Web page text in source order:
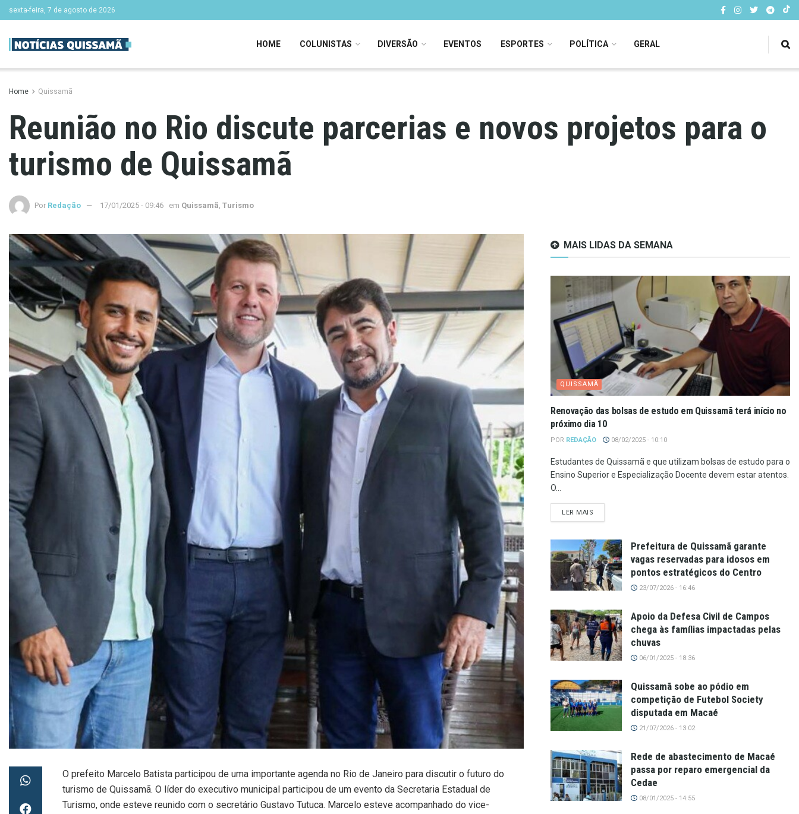
sexta-feira, 7 de agosto de 2026
HOME COLUNISTAS DIVERSÃO EVENTOS ESPORTES POLÍTICA GERAL
Home Quissamã
Reunião no Rio discute parcerias e novos projetos para o
turismo de Quissamã
Por Redação 17/01/2025 - 09:46 em Quissamã, Turismo
O prefeito Marcelo Batista participou de uma importante agenda no Rio de Janeiro para discutir o futuro do
turismo de Quissamã. O líder do executivo municipal participou de um evento da Secretaria Estadual de
Turismo, onde esteve reunido com o secretário Gustavo Tutuca. Marcelo esteve acompanhado do vice-
MAIS LIDAS DA SEMANA
QUISSAMÃ
Renovação das bolsas de estudo em Quissamã terá início no
próximo dia 10
POR REDAÇÃO 08/02/2025 - 10:10
Estudantes de Quissamã e que utilizam bolsas de estudo para o
Ensino Superior e Especialização Docente devem estar atentos.
O...
LER MAIS
Prefeitura de Quissamã garante
vagas reservadas para idosos em
pontos estratégicos do Centro
23/07/2026 - 16:46
Apoio da Defesa Civil de Campos
chega às famílias impactadas pelas
chuvas
06/01/2025 - 18:36
Quissamã sobe ao pódio em
competição de Futebol Society
disputada em Macaé
21/07/2026 - 13:02
Rede de abastecimento de Macaé
passa por reparo emergencial da
Cedae
08/01/2025 - 14:55